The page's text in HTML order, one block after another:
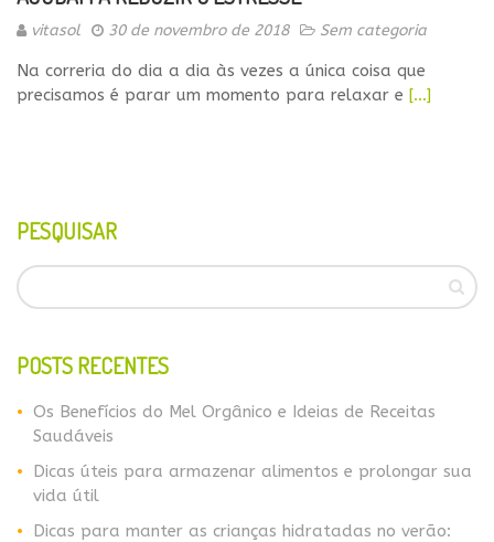
vitasol 30 de novembro de 2018 Sem categoria
Na correria do dia a dia às vezes a única coisa que
precisamos é parar um momento para relaxar e […]
PESQUISAR
POSTS RECENTES
Os Benefícios do Mel Orgânico e Ideias de Receitas
Saudáveis
Dicas úteis para armazenar alimentos e prolongar sua
vida útil
Dicas para manter as crianças hidratadas no verão: